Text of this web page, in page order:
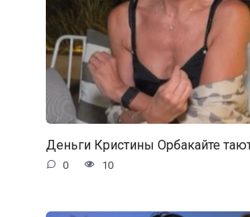
Деньги Кристины Орбакайте
0 10